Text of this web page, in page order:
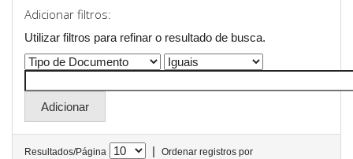
Adicionar filtros:
Utilizar filtros para refinar o resultado de busca.
Resultados/Página |
Ordenar registros por